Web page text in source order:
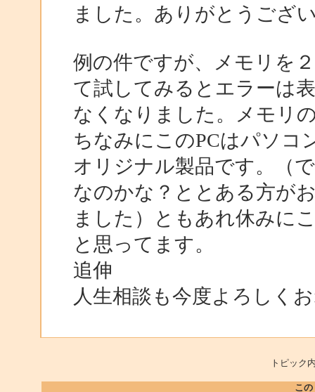
ました。ありがとうござ
例の件ですが、メモリを
て試してみるとエラーは
なくなりました。メモリ
ちなみにこのPCはパソコ
オリジナル製品です。（
なのかな？ととある方が
ました）ともあれ休みに
と思ってます。
追伸
人生相談も今度よろしく
トピッ
こ